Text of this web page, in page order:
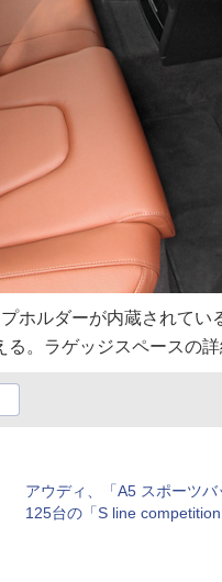
ホルダーが内蔵されてい
。ラゲッジスペースの
アウディ、「A5 スポーツ
125台の「S line competition